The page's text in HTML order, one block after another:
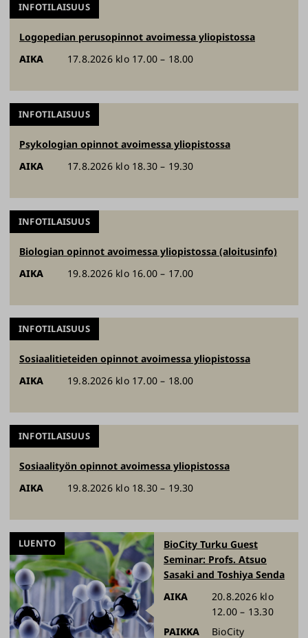
INFOTILAISUUS
Logopedian perusopinnot avoimessa yliopistossa
AIKA
17.8.2026 klo 17.00 – 18.00
INFOTILAISUUS
Psykologian opinnot avoimessa yliopistossa
AIKA
17.8.2026 klo 18.30 – 19.30
INFOTILAISUUS
Biologian opinnot avoimessa yliopistossa (aloitusinfo)
AIKA
19.8.2026 klo 16.00 – 17.00
INFOTILAISUUS
Sosiaalitieteiden opinnot avoimessa yliopistossa
AIKA
19.8.2026 klo 17.00 – 18.00
INFOTILAISUUS
Sosiaalityön opinnot avoimessa yliopistossa
AIKA
19.8.2026 klo 18.30 – 19.30
LUENTO
BioCity Turku Guest
Seminar: Profs. Atsuo
Sasaki and Toshiya Senda
AIKA
20.8.2026 klo
12.00 – 13.30
PAIKKA
BioCity